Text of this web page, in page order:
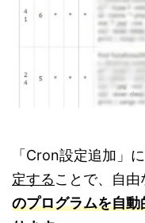
「Cron設定追加」に
定することで、自由
のプログラムを自